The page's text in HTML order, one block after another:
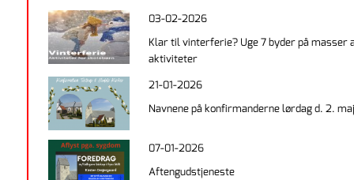
03-02-2026
Klar til vinterferie? Uge 7 byder på masser
aktiviteter
21-01-2026
Navnene på konfirmanderne lørdag d. 2. maj
07-01-2026
Aftengudstjeneste